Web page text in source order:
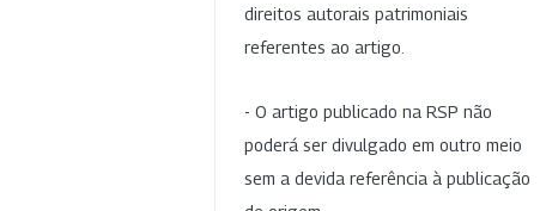
direitos autorais patrimoniais
referentes ao artigo.
- O artigo publicado na RSP não
poderá ser divulgado em outro meio
sem a devida referência à publicação